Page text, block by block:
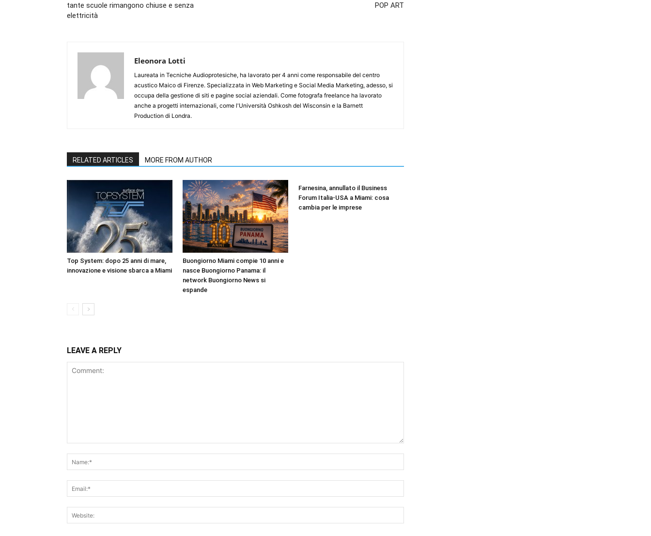
tante scuole rimangono chiuse e senza
elettricità
POP ART
Eleonora Lotti
Laureata in Tecniche Audioprotesiche, ha lavorato per 4 anni come responsabile del centro
acustico Maico di Firenze. Specializzata in Web Marketing e Social Media Marketing, adesso, si
occupa della gestione di siti e pagine social aziendali. Come fotografa freelance ha lavorato
anche a progetti internazionali, come l'Università Oshkosh del Wisconsin e la Barnett
Production di Londra.
RELATED ARTICLES MORE FROM AUTHOR
Top System: dopo 25 anni di mare,
innovazione e visione sbarca a Miami
Buongiorno Miami compie 10 anni e
nasce Buongiorno Panama: il
network Buongiorno News si
espande
Farnesina, annullato il Business
Forum Italia-USA a Miami: cosa
cambia per le imprese
LEAVE A REPLY